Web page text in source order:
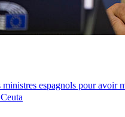
espagnols pour avoir